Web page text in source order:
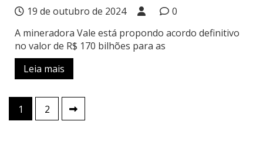
19 de outubro de 2024
0
A mineradora Vale está propondo acordo definitivo
no valor de R$ 170 bilhões para as
Leia mais
Paginação
de
1 2